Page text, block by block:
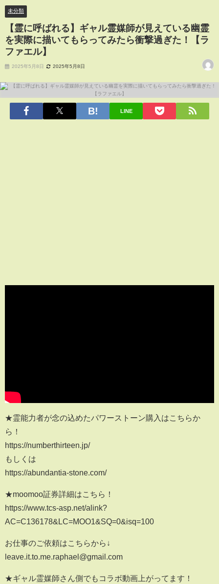
未分類
【霊に呼ばれる】ギャル霊媒師が見えている幽霊
を実際に描いてもらってみたら衝撃過ぎた！【ラ
ファエル】
2025年5月8日 2025年5月8日
LINE
★霊能力者が念の込めたパワーストーン購入はこちらか
ら！
https://numberthirteen.jp/
もしくは
https://abundantia-stone.com/
★moomoo証券詳細はこちら！
https://www.tcs-asp.net/alink?
AC=C136178&LC=MOO1&SQ=0&isq=100
お仕事のご依頼はこちらから↓
leave.it.to.me.raphael@gmail.com
★ギャル霊媒師さん側でもコラボ動画上がってます！